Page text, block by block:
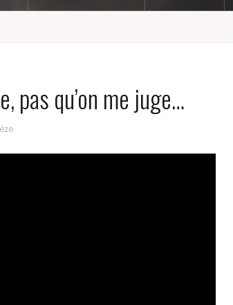
pas qu’on me juge…